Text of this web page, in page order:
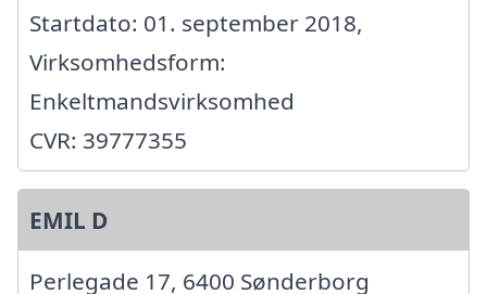
Startdato: 01. september 2018,
Virksomhedsform:
Enkeltmandsvirksomhed
CVR: 39777355
EMIL D
Perlegade 17, 6400 Sønderborg